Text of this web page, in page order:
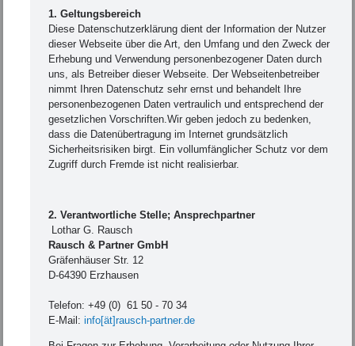
1. Geltungsbereich
Diese Datenschutzerklärung dient der Information der Nutzer
dieser Webseite über die Art, den Umfang und den Zweck der
Erhebung und Verwendung personenbezogener Daten durch
uns, als Betreiber dieser Webseite. Der Webseitenbetreiber
nimmt Ihren Datenschutz sehr ernst und behandelt Ihre
personenbezogenen Daten vertraulich und entsprechend der
gesetzlichen Vorschriften.Wir geben jedoch zu bedenken,
dass die Datenübertragung im Internet grundsätzlich
Sicherheitsrisiken birgt. Ein vollumfänglicher Schutz vor dem
Zugriff durch Fremde ist nicht realisierbar.
2. Verantwortliche Stelle; Ansprechpartner
Lothar G. Rausch
Rausch & Partner GmbH
Gräfenhäuser Str. 12
D-64390 Erzhausen
Telefon: +49 (0) 61 50 - 70 34
E-Mail:info[ät]rausch-partner.de